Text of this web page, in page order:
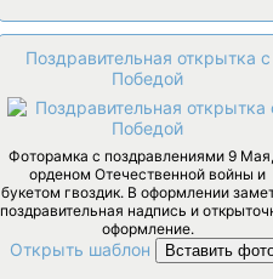
Поздравительная открытка с
Победой
Фоторамка с поздравлениями 9
орденом Отечественной войны и
букетом гвоздик. В оформлении
поздравительная надпись и
оформление.
Открыть шаблон Вставить